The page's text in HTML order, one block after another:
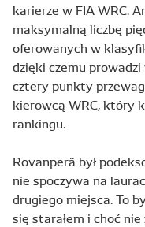
karierze w FIA WRC.
maksymalną liczbę
oferowanych w
dzięki czemu
cztery punkty
kierowcą WRC, który
rankingu.
Rovanperä był
nie spoczywa na
drugiego miejsca. To
się starałem i choć